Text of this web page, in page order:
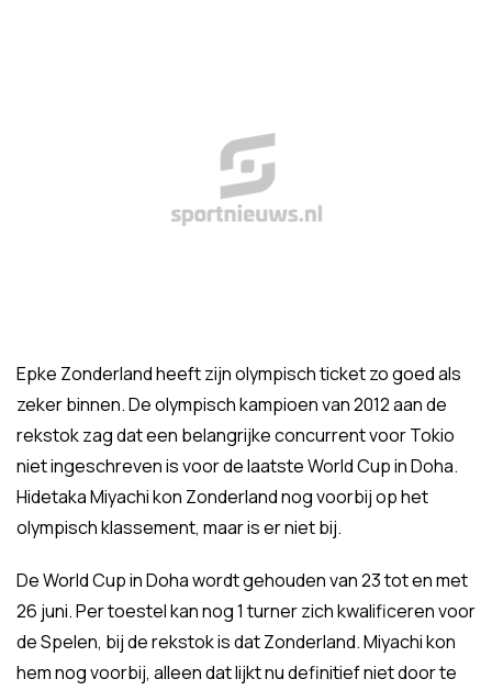
Epke Zonderland heeft zijn olympisch ticket zo goed als
zeker binnen. De olympisch kampioen van 2012 aan de
rekstok zag dat een belangrijke concurrent voor Tokio
niet ingeschreven is voor de laatste World Cup in Doha.
Hidetaka Miyachi kon Zonderland nog voorbij op het
olympisch klassement, maar is er niet bij.
De World Cup in Doha wordt gehouden van 23 tot en met
26 juni. Per toestel kan nog 1 turner zich kwalificeren voor
de Spelen, bij de rekstok is dat Zonderland. Miyachi kon
hem nog voorbij, alleen dat lijkt nu definitief niet door te